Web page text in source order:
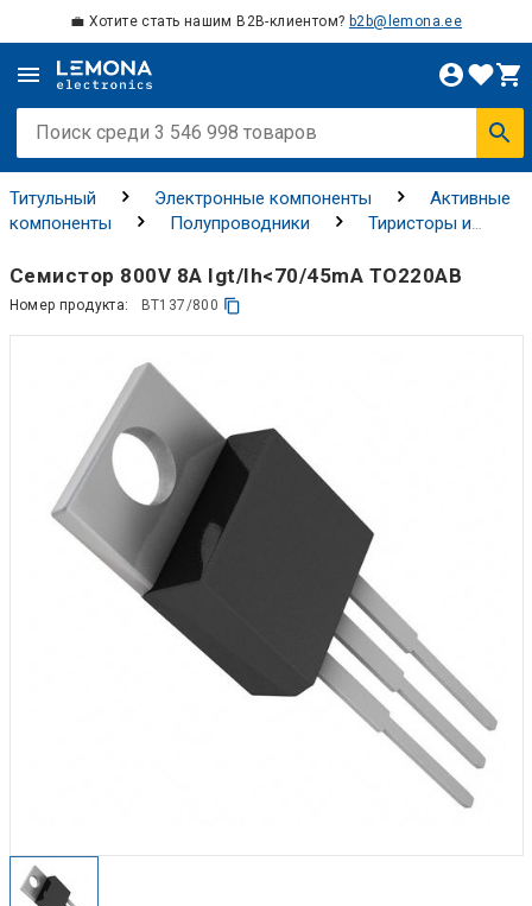
💼 Хотите стать нашим B2B-клиентом? b2b@lemona.ee
Титульный Электронные компоненты
Активные
компоненты
Полупроводники
Тиристоры и
Семистор 800V 8A Igt/Ih<70/45mA TO220AB
Номер продукта: BT137/800